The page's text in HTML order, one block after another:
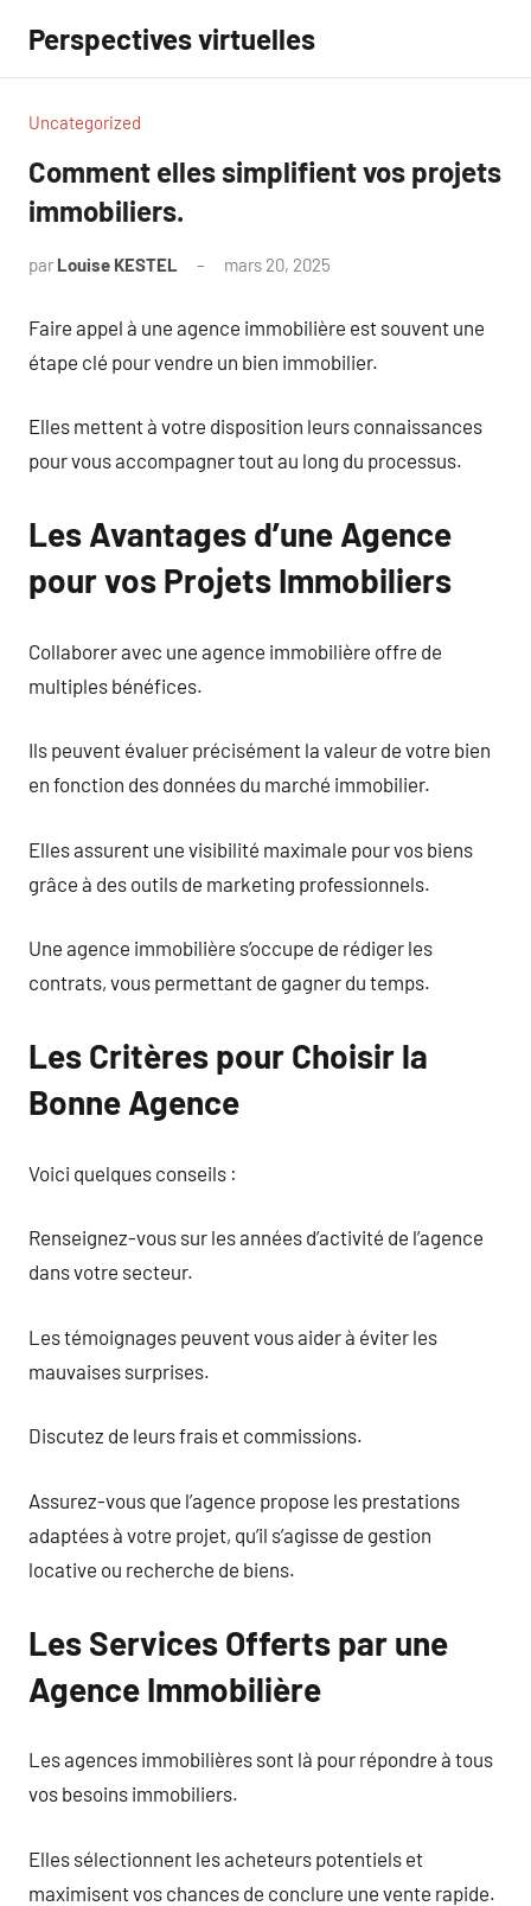
contenu
Perspectives virtuelles
Uncategorized
Comment elles simplifient vos projets
immobiliers.
par Louise KESTEL mars 20, 2025
Faire appel à une agence immobilière est souvent une
étape clé pour vendre un bien immobilier.
Elles mettent à votre disposition leurs connaissances
pour vous accompagner tout au long du processus.
Les Avantages d’une Agence
pour vos Projets Immobiliers
Collaborer avec une agence immobilière offre de
multiples bénéfices.
Ils peuvent évaluer précisément la valeur de votre bien
en fonction des données du marché immobilier.
Elles assurent une visibilité maximale pour vos biens
grâce à des outils de marketing professionnels.
Une agence immobilière s’occupe de rédiger les
contrats, vous permettant de gagner du temps.
Les Critères pour Choisir la
Bonne Agence
Voici quelques conseils :
Renseignez-vous sur les années d’activité de l’agence
dans votre secteur.
Les témoignages peuvent vous aider à éviter les
mauvaises surprises.
Discutez de leurs frais et commissions.
Assurez-vous que l’agence propose les prestations
adaptées à votre projet, qu’il s’agisse de gestion
locative ou recherche de biens.
Les Services Offerts par une
Agence Immobilière
Les agences immobilières sont là pour répondre à tous
vos besoins immobiliers.
Elles sélectionnent les acheteurs potentiels et
maximisent vos chances de conclure une vente rapide.